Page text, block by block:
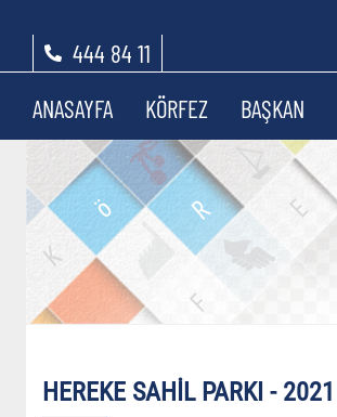
444 84 11
ANASAYFA
KÖRFEZ BAŞKAN
HEREKE SAHİL PARKI - 2021